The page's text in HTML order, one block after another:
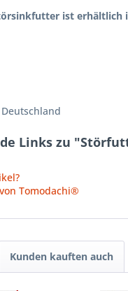
ist erhältlich
Deutschland
Links zu
Tomodachi®
Kunden kauften auch